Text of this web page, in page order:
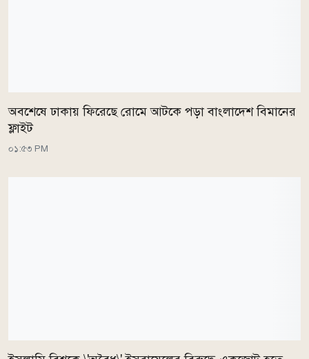
অবশেষে ঢাকায় ফিরেছে রোমে আটকে পড়া বাংলাদেশ বিমানের
ফ্লাইট
০১:৫৩ PM